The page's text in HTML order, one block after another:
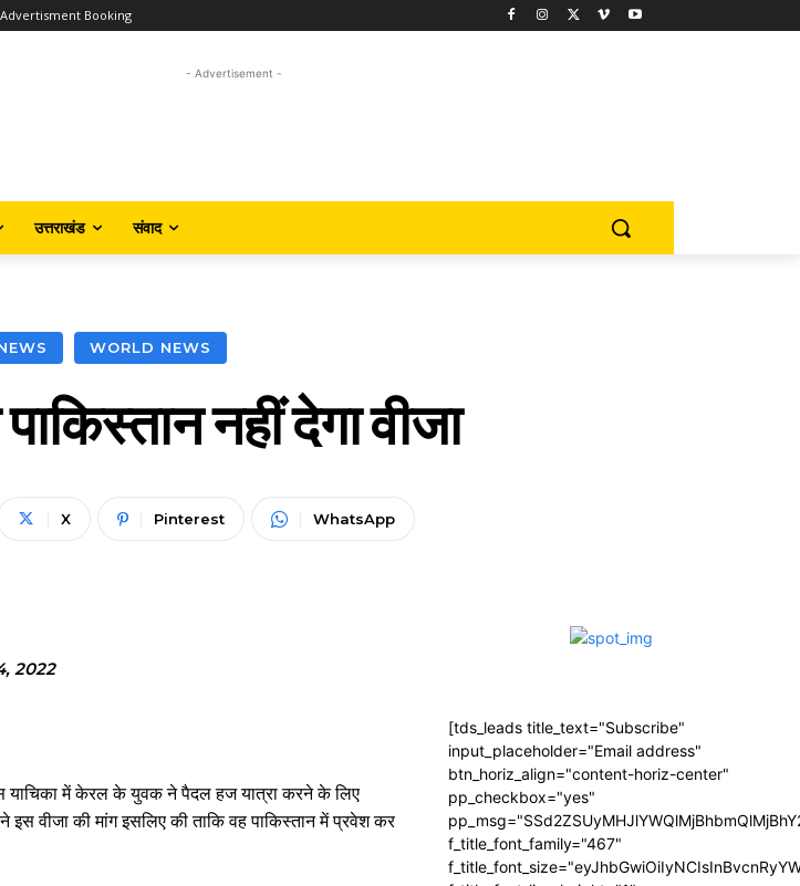
Advertisment Booking
- Advertisement -
उत्तराखंड संवाद
WORLD NEWS
नहीं देगा वीजा
X Pinterest WhatsApp
2022
याचिका में केरल के युवक ने पैदल हज यात्रा करने के लिए
वीजा की मांग इसलिए की ताकि वह पाकिस्तान में प्रवेश कर
[tds_leads title_text="Subscribe"
input_placeholder="Email address"
btn_horiz_align="content-horiz-center"
pp_checkbox="yes"
f_title_font_family="467"